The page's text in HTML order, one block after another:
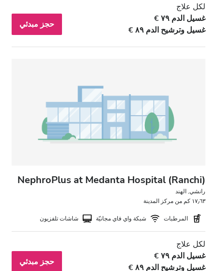
لكل علاج
غسيل الدم ٧٩ €
غسيل وترشيح الدم ٨٩ €
حجز مبدئي
NephroPlus at Medanta Hospital (Ranchi)
رانشي, الهند
١٧٫٦٣ كم من مركز المدينة
المرطبات شبكة واي فاي مجانيّة شاشات تلفزيون
لكل علاج
غسيل الدم ٧٩ €
غسيل وترشيح الدم ٨٩ €
حجز مبدئي